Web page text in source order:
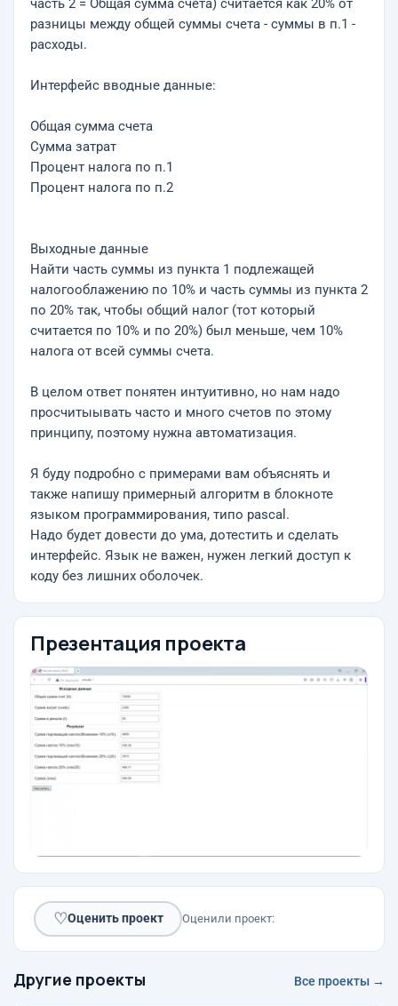
часть 2 = Общая сумма счета) считается как 20% от
разницы между общей суммы счета - суммы в п.1 -
расходы.
Интерфейс вводные данные:
Общая сумма счета
Сумма затрат
Процент налога по п.1
Процент налога по п.2
Выходные данные
Найти часть суммы из пункта 1 подлежащей
налогооблажению по 10% и часть суммы из пункта 2
по 20% так, чтобы общий налог (тот который
считается по 10% и по 20%) был меньше, чем 10%
налога от всей суммы счета.
В целом ответ понятен интуитивно, но нам надо
просчитыывать часто и много счетов по этому
принципу, поэтому нужна автоматизация.
Я буду подробно с примерами вам объяснять и
также напишу примерный алгоритм в блокноте
языком программирования, типо pascal.
Надо будет довести до ума, дотестить и сделать
интерфейс. Язык не важен, нужен легкий доступ к
коду без лишних оболочек.
Презентация проекта
♡Оценить проект Оценили проект:
Другие проекты Все проекты →